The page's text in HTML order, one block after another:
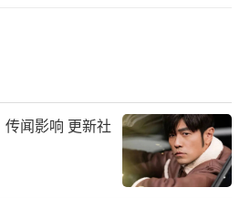
闻影响 更新社